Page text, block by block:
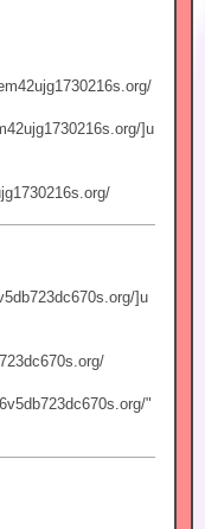
]u
]u
"